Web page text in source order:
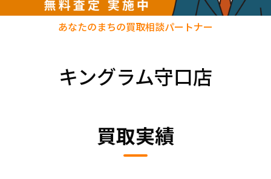
キングラム守口店
あなたのまちの買取相談パートナー
買取実績